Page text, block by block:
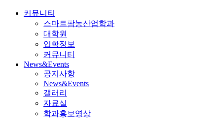
커뮤니티
스마트팜농산업학과
대학원
입학정보
커뮤니티
News&Events
공지사항
News&Events
갤러리
자료실
학과홍보영상